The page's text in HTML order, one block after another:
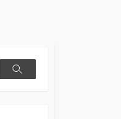
Search